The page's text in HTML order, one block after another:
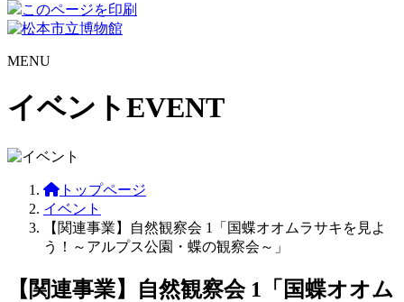
このページを印刷
MENU
イベントEVENT
トップページ
イベント
【関連事業】自然観察会 1「国蝶オオムラサキを見よ
う！～アルプス公園・蝶の観察会～」
【関連事業】自然観察会 1「国蝶オオム